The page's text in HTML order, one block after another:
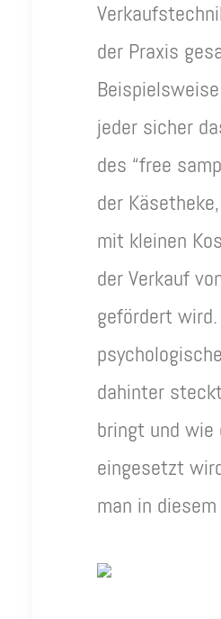
der Praxis
jeder sicher
des “free
der
mit kleinen
der Verkauf
gefördert
dahinter
bringt und wie
eingesetzt
man in diesem